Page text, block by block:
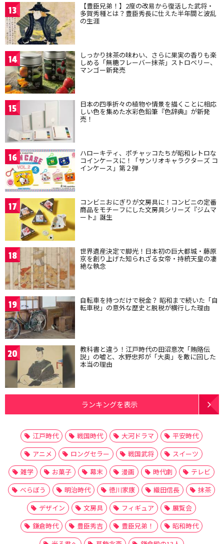
13 【豊臣兄弟！】2度の改易から復活した武将・
多賀秀種とは？豊臣秀長に仕えた半年間と波乱
の生涯
14 しっかり抹茶の味わい、さらに果実の香りも楽
しめる「無糖フレーバー抹茶」ストロベリー、
マンゴー新発売
15 日本の四季折々の植物や情景を描くことに相応
しい色を集めた水彩色鉛筆『色辞典』が新発
売！
16 ハローキティ、ポチャッコたちが昭和レトロな
コインケースに！「サンリオキャラクターズ コ
インケース」第２弾
17 コンビニおにぎりが文房具に！コンビニの定番
商品をモチーフにした文房具シリーズ『ジムマ
ート』誕生
18 世界遺産決定で脚光！日本初の巨大都城・藤原
京を創り上げた知られざる女帝・持統天皇の凄
絶な執念
19 自転車を持つだけで税金？ 昭和まで続いた「自
転車税」の意外な歴史と脱税が横行した理由
20 教科書と違う！江戸時代の田沼意次「賄賂伝
説」の嘘と、水野忠邦が「大奥」を敵に回した
本当の理由
ランキングを表示
江戸時代 戦国時代 大河ドラマ
平安時代
アニメ
ロングセラー 戦国武将
スイーツ
雑学
お菓子 幕末 漫画 時代劇
テレビ
べらぼう
明治時代 徳川家康 織田信長
抹茶
デザイン
文房具 フィギュア
展覧会
鎌倉時代
豊臣秀吉 豊臣兄弟！
昭和時代